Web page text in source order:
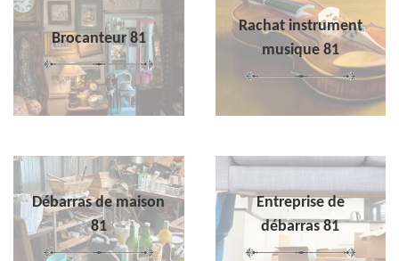
Brocanteur 81
Rachat instrument
musique 81
Débarras de maison
81
Entreprise de
débarras 81